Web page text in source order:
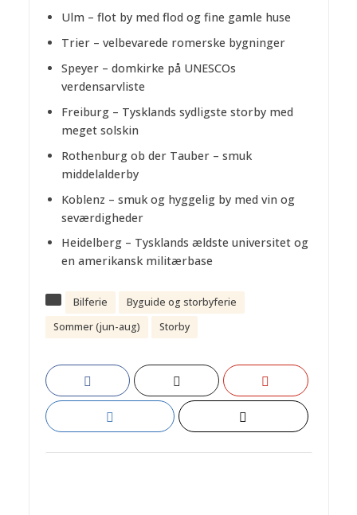
Ulm – flot by med flod og fine gamle huse
Trier – velbevarede romerske bygninger
Speyer – domkirke på UNESCOs
verdensarvliste
Freiburg – Tysklands sydligste storby med
meget solskin
Rothenburg ob der Tauber – smuk
middelalderby
Koblenz – smuk og hyggelig by med vin og
seværdigheder
Heidelberg – Tysklands ældste universitet og
en amerikansk militærbase
Bilferie
Byguide og storbyferie
Sommer (jun-aug)
Storby